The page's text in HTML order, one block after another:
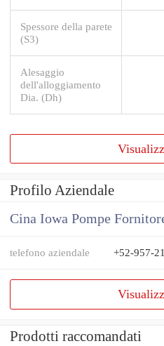
Spessore della parete
(S3)
Alesaggio
dell'alloggiamento
Dia. (Dh)
Profilo Aziendale
Cina Iowa Pompe
telefono aziendale +52-957-
Prodotti raccomandati